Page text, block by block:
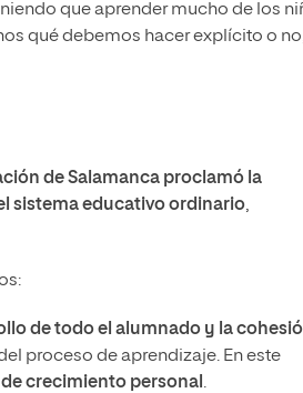
que aprender mucho de los
qué debemos hacer explícito o
de Salamanca proclamó la
sistema educativo ordinario,
de todo el alumnado y la
proceso de aprendizaje. En este
crecimiento personal .